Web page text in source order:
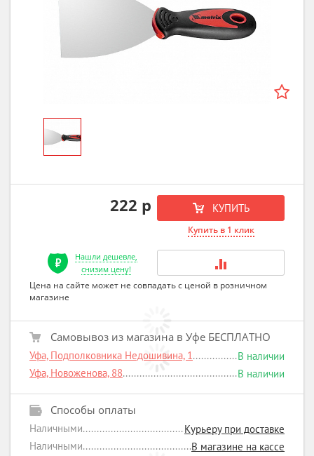
222 р КУПИТЬ
Купить в 1 клик
Нашли дешевле,
снизим цену!
Цена на сайте может не совпадать с ценой в розничном
магазине
Самовывоз из магазина в Уфе БЕСПЛАТНО
Уфа, Подполковника Недошивина, 1
В наличии
Уфа, Новоженова, 88
В наличии
Способы оплаты
Наличными
Курьеру при доставке
Наличными
В магазине на кассе